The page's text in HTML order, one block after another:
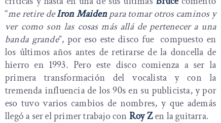
“me retire deIron Maidenpara tomar otros caminos y
ver como son las cosas más allá de pertenecer a una
banda grande”, por eso este disco fue compuesto en
los últimos años antes de retirarse de la doncella de
hierro en 1993. Pero este disco comienza a ser la
primera transformación del vocalista y con la
tremenda influencia de los 90s en su publicista, y por
eso tuvo varios cambios de nombres, y que además
llegó a ser el primer trabajo con Roy Zen la guitarra.